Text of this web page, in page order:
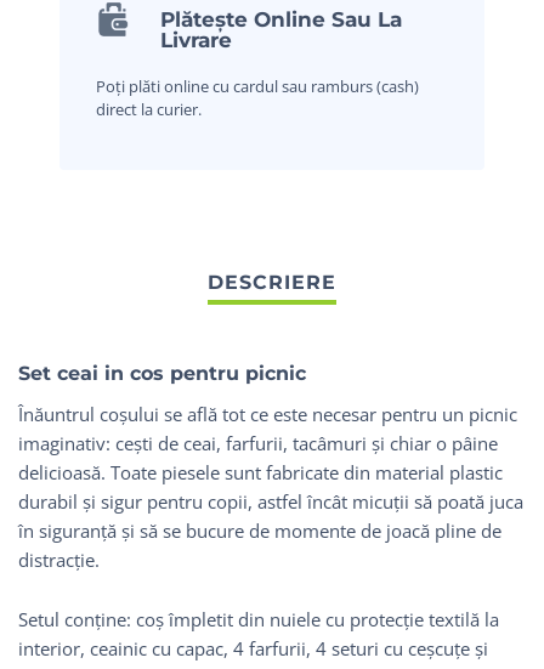
Plătește Online Sau La
Livrare
Poți plăti online cu cardul sau ramburs (cash)
direct la curier.
Set ceai in cos pentru picnic
Înăuntrul coșului se află tot ce este necesar pentru un picnic
imaginativ: cești de ceai, farfurii, tacâmuri și chiar o pâine
delicioasă. Toate piesele sunt fabricate din material plastic
durabil și sigur pentru copii, astfel încât micuții să poată juca
în siguranță și să se bucure de momente de joacă pline de
distracție.
Setul conține: coș împletit din nuiele cu protecție textilă la
interior, ceainic cu capac, 4 farfurii, 4 seturi cu ceșcuțe și